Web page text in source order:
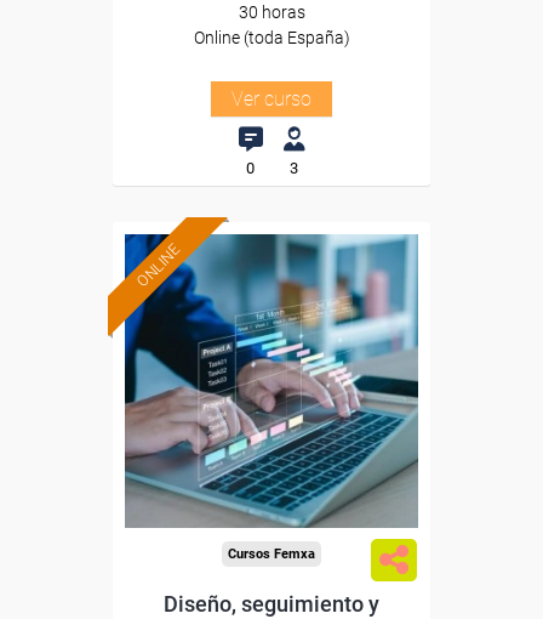
30 horas
Online (toda España)
Ver curso
0 3
ONLINE
Formación 100%
subvencionada.
Para desempleados,
trabajadores y autónomos.
Sector
-Educación.
Cursos Femxa
Diseño, seguimiento y